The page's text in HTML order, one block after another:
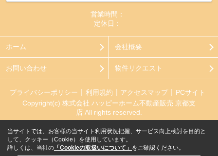
営業時間：
定休日：
ホーム 会社概要
お問い合わせ 物件リクエスト
プライバシーポリシー 利用規約 アクセスマップ
PCサイト
Copyright(c) 株式会社 ハッピーホーム不動産販売 京都支
店 All rights reserved.
当サイトでは、お客様の当サイト利用状況把握、サービス向上検討を目的と
して、クッキー（Cookie）を使用しています。
詳しくは、当社の 「Cookieの取扱いについて」 をご確認ください。